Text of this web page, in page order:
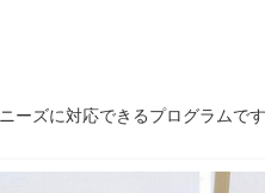
ズに対応できるプログラムです